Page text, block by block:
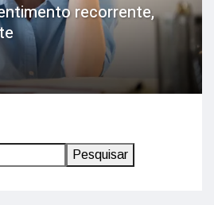
recorrente,
Pesquisar